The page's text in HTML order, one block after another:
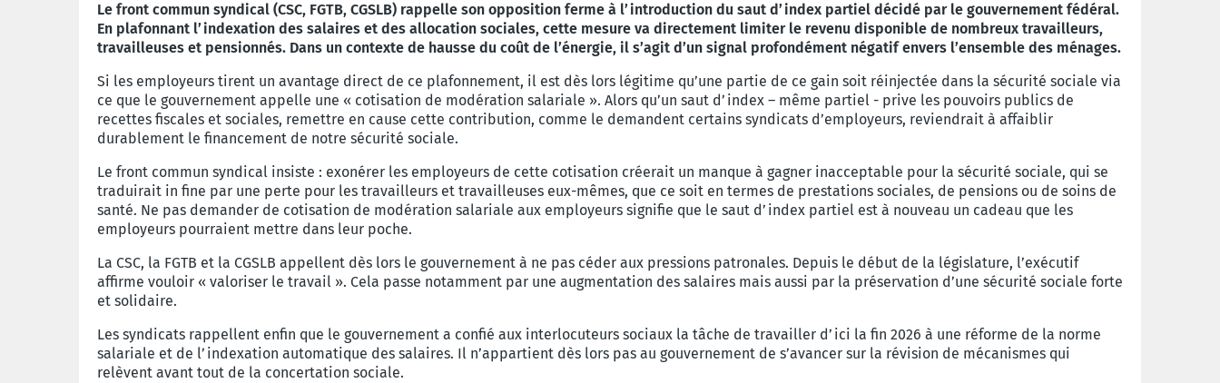
Le front commun syndical (CSC, FGTB, CGSLB) rappelle son opposition ferme à l’introduction du saut d’index partiel décidé par le gouvernement fédéral.
En plafonnant l’indexation des salaires et des allocation sociales, cette mesure va directement limiter le revenu disponible de nombreux travailleurs,
travailleuses et pensionnés. Dans un contexte de hausse du coût de l’énergie, il s’agit d’un signal profondément négatif envers l’ensemble des ménages.
Si les employeurs tirent un avantage direct de ce plafonnement, il est dès lors légitime qu’une partie de ce gain soit réinjectée dans la sécurité sociale via
ce que le gouvernement appelle une « cotisation de modération salariale ». Alors qu’un saut d’index – même partiel - prive les pouvoirs publics de
recettes fiscales et sociales, remettre en cause cette contribution, comme le demandent certains syndicats d’employeurs, reviendrait à affaiblir
durablement le financement de notre sécurité sociale.
Le front commun syndical insiste : exonérer les employeurs de cette cotisation créerait un manque à gagner inacceptable pour la sécurité sociale, qui se
traduirait in fine par une perte pour les travailleurs et travailleuses eux-mêmes, que ce soit en termes de prestations sociales, de pensions ou de soins de
santé. Ne pas demander de cotisation de modération salariale aux employeurs signifie que le saut d’index partiel est à nouveau un cadeau que les
employeurs pourraient mettre dans leur poche.
La CSC, la FGTB et la CGSLB appellent dès lors le gouvernement à ne pas céder aux pressions patronales. Depuis le début de la législature, l’exécutif
affirme vouloir « valoriser le travail ». Cela passe notamment par une augmentation des salaires mais aussi par la préservation d’une sécurité sociale forte
et solidaire.
Les syndicats rappellent enfin que le gouvernement a confié aux interlocuteurs sociaux la tâche de travailler d’ici la fin 2026 à une réforme de la norme
salariale et de l’indexation automatique des salaires. Il n’appartient dès lors pas au gouvernement de s’avancer sur la révision de mécanismes qui
relèvent avant tout de la concertation sociale.